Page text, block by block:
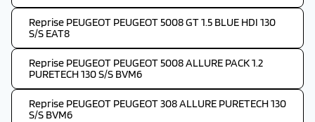
Reprise PEUGEOT PEUGEOT 5008 GT 1.5 BLUE HDI 130
S/S EAT8
Reprise PEUGEOT PEUGEOT 5008 ALLURE PACK 1.2
PURETECH 130 S/S BVM6
Reprise PEUGEOT PEUGEOT 308 ALLURE PURETECH 130
S/S BVM6